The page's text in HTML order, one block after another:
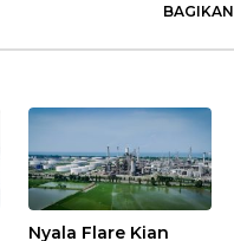
BAGIKAN
Nyala Flare Kian